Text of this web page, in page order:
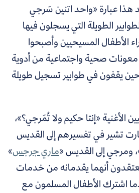
عبارة «واحد اتنين سَرجي
الطويلة التي يسجلون فيها
الأطفال المسيحيين وأصبحوا
صحية واجتماعية من أدوية
يقفون في طوابير تسجيل طويلة
الأغنية «إنتا حكيم ولا تُمَرجي؟»،
تشير في تفسيرهم إلى القديس
ومرجي إلى القديس «ماري جرجس»
أنهما يقدمانه من خدمات
اشترك الأطفال المسلمون مع